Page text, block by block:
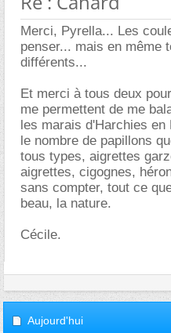
Merci, Pyrella... Les
penser... mais en même
différents...
Et merci à tous deux
me permettent de me
les marais d'Harchies en
le nombre de papillons
tous types, aigrettes
aigrettes, cigognes,
sans compter, tout ce
beau, la nature.
Cécile.
Aujourd'hui